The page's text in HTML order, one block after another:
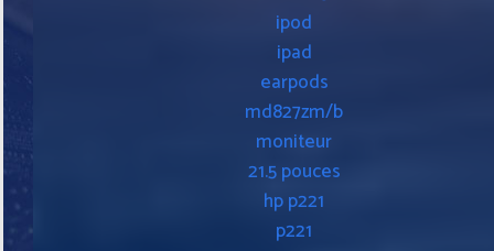
ipod
ipad
earpods
md827zm/b
moniteur
21.5 pouces
hp p221
p221